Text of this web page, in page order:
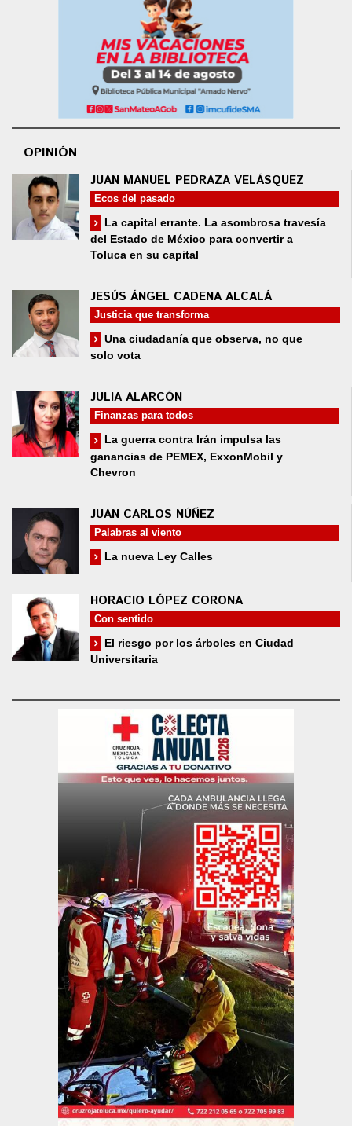
OPINIÓN
JUAN MANUEL PEDRAZA VELÁSQUEZ
Ecos del pasado
La capital errante. La asombrosa travesía
del Estado de México para convertir a
Toluca en su capital
JESÚS ÁNGEL CADENA ALCALÁ
Justicia que transforma
Una ciudadanía que observa, no que
solo vota
JULIA ALARCÓN
Finanzas para todos
La guerra contra Irán impulsa las
ganancias de PEMEX, ExxonMobil y
Chevron
JUAN CARLOS NÚÑEZ
Palabras al viento
La nueva Ley Calles
HORACIO LÓPEZ CORONA
Con sentido
El riesgo por los árboles en Ciudad
Universitaria